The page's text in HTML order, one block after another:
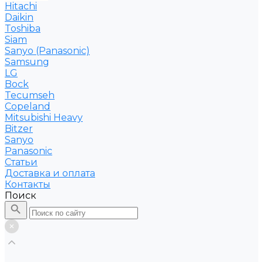
Hitachi
Daikin
Toshiba
Siam
Sanyo (Panasonic)
Samsung
LG
Bock
Tecumseh
Copeland
Mitsubishi Heavy
Bitzer
Sanyo
Рanasonic
Статьи
Доставка и оплата
Контакты
Поиск